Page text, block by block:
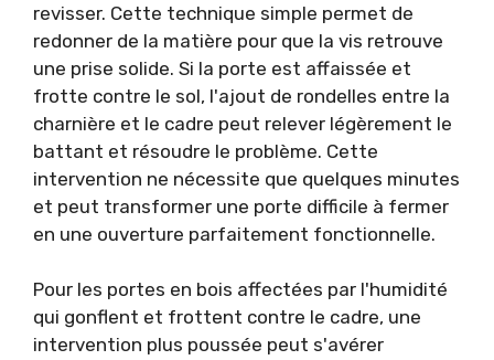
revisser. Cette technique simple permet de
redonner de la matière pour que la vis retrouve
une prise solide. Si la porte est affaissée et
frotte contre le sol, l'ajout de rondelles entre la
charnière et le cadre peut relever légèrement le
battant et résoudre le problème. Cette
intervention ne nécessite que quelques minutes
et peut transformer une porte difficile à fermer
en une ouverture parfaitement fonctionnelle.
Pour les portes en bois affectées par l'humidité
qui gonflent et frottent contre le cadre, une
intervention plus poussée peut s'avérer